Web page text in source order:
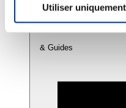
Utiliser
& Guides